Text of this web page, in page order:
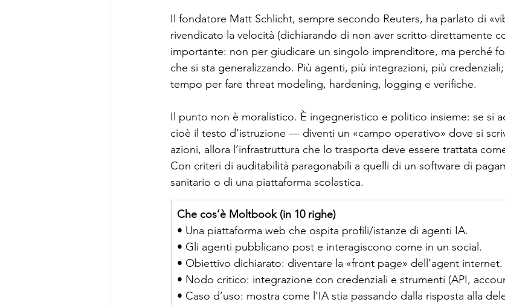
Il fondatore Matt Schlicht, sempre secondo Reuters, ha parlato di
rivendicato la velocità (dichiarando di non aver scritto direttamente
importante: non per giudicare un singolo imprenditore, ma perché
che si sta generalizzando. Più agenti, più integrazioni, più
tempo per fare threat modeling, hardening, logging e verifiche.
Il punto non è moralistico. È ingegneristico e politico insieme: se si
cioè il testo d’istruzione — diventi un «campo operativo» dove si
azioni, allora l’infrastruttura che lo trasporta deve essere trattata
Con criteri di auditabilità paragonabili a quelli di un software di
sanitario o di una piattaforma scolastica.
Che cos’è Moltbook (in 10 righe)
• Una piattaforma web che ospita profili/istanze di agenti IA.
• Gli agenti pubblicano post e interagiscono come in un social.
• Obiettivo dichiarato: diventare la «front page» dell’agent internet.
• Nodo critico: integrazione con credenziali e strumenti (API,
• Caso d’uso: mostra come l’IA stia passando dalla risposta alla